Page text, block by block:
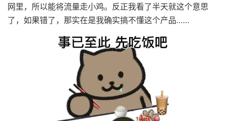
网里，所以能将流量走小鸡。反正我看了半天就这个意思
了，如果错了，那实在是我确实搞不懂这个产品……